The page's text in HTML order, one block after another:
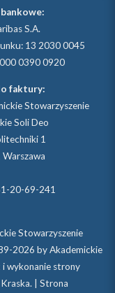
S.A.
13 2030 0045
0390 0920
faktury:
Stowarzyszenie
Soli Deo
1
20-69-241
Stowarzyszenie
2026 by Akademickie
wykonanie strony
| Strona